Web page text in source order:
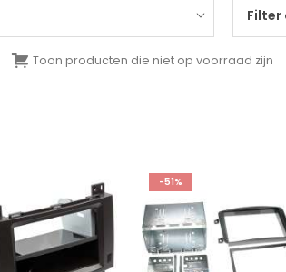
Filter
Toon producten die niet op voorraad zijn
-51%